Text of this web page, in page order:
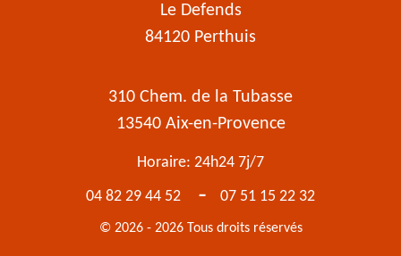
Le Defends
84120 Perthuis
310 Chem. de la Tubasse
13540 Aix-en-Provence
Horaire: 24h24 7j/7
04 82 29 44 52
- 07 51 15 22 32
© 2026 - 2026 Tous droits réservés